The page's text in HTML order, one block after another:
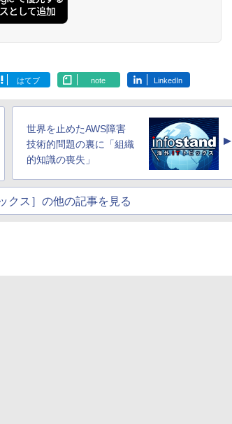
はてブ note LinkedIn
世界を止めたAWS障害
技術的問題の裏に「組織
的知識の喪失」
▲
クス］の他の記事を見る